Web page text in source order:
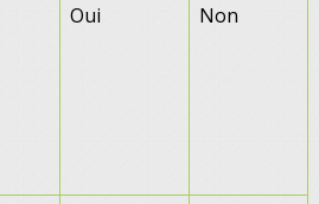
Oui Non